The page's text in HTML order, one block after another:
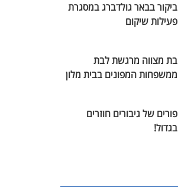
ביקור בבאר גולדברג במסגרת
פעילות שיקום
בת מצווה מרגשת לבת
ממשפחות המפונים בבית מלון
פורים של גיבורים חוזרים
בגדול!